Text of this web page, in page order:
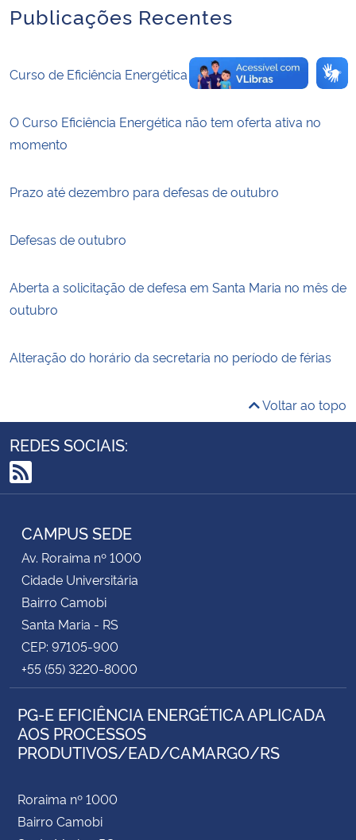
Planalto
Publicações Recentes
Curso de Eficiência Energética
O Curso Eficiência Energética não tem oferta ativa no
momento
Prazo até dezembro para defesas de outubro
Defesas de outubro
Aberta a solicitação de defesa em Santa Maria no mês de
outubro
Alteração do horário da secretaria no período de férias
Voltar ao topo
REDES SOCIAIS:
RSS
CAMPUS SEDE
Av. Roraima nº 1000
Cidade Universitária
Bairro Camobi
Santa Maria - RS
CEP: 97105-900
+55 (55) 3220-8000
PG-E EFICIÊNCIA ENERGÉTICA APLICADA
AOS PROCESSOS
PRODUTIVOS/EAD/CAMARGO/RS
Roraima nº 1000
Bairro Camobi